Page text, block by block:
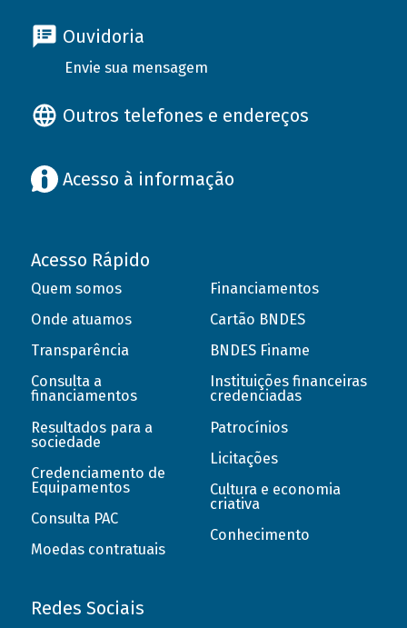
Ouvidoria
Envie sua mensagem
Outros telefones e endereços
Acesso à informação
Acesso Rápido
Quem somos
Onde atuamos
Transparência
Consulta a
financiamentos
Resultados para a
sociedade
Credenciamento de
Equipamentos
Consulta PAC
Moedas contratuais
Financiamentos
Cartão BNDES
BNDES Finame
Instituições financeiras
credenciadas
Patrocínios
Licitações
Cultura e economia
criativa
Conhecimento
Redes Sociais